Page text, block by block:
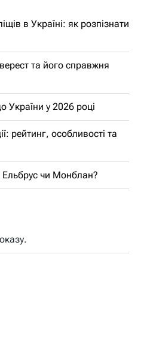
в Україні: як розпізнати
та його справжня
України у 2026 році
рейтинг, особливості та
чи Монблан?